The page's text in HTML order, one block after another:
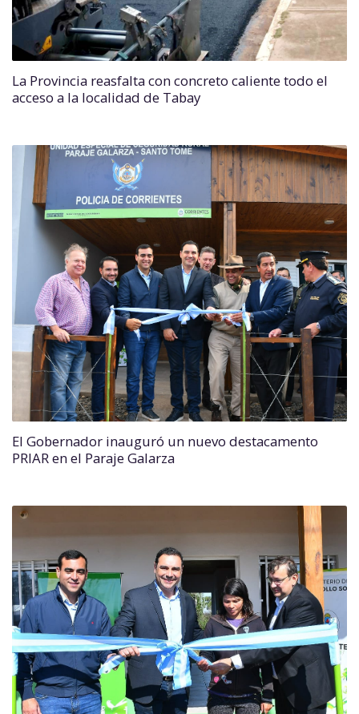
La Provincia reasfalta con concreto caliente todo el
acceso a la localidad de Tabay
El Gobernador inauguró un nuevo destacamento
PRIAR en el Paraje Galarza